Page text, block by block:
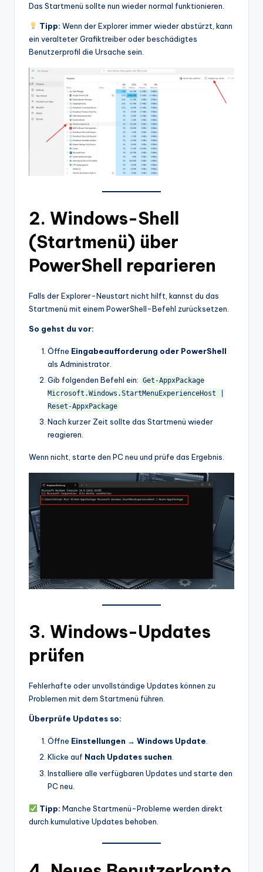
Das Startmenü sollte nun wieder normal funktionieren.
Tipp: Wenn der Explorer immer wieder abstürzt, kann
ein veralteter Grafiktreiber oder beschädigtes
Benutzerprofil die Ursache sein.
2. Windows-Shell
(Startmenü) über
PowerShell reparieren
Falls der Explorer-Neustart nicht hilft, kannst du das
Startmenü mit einem PowerShell-Befehl zurücksetzen.
So gehst du vor:
Öffne Eingabeaufforderung oder PowerShell
als Administrator.
Gib folgenden Befehl ein: Get-AppxPackage
Microsoft.Windows.StartMenuExperienceHost |
Reset-AppxPackage
Nach kurzer Zeit sollte das Startmenü wieder
reagieren.
Wenn nicht, starte den PC neu und prüfe das Ergebnis.
3. Windows-Updates
prüfen
Fehlerhafte oder unvollständige Updates können zu
Problemen mit dem Startmenü führen.
Überprüfe Updates so:
Öffne Einstellungen → Windows Update.
Klicke auf Nach Updates suchen.
Installiere alle verfügbaren Updates und starte den
PC neu.
Tipp: Manche Startmenü-Probleme werden direkt
durch kumulative Updates behoben.